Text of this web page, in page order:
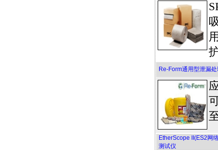
Re-Form通用型泄漏
EtherScope II(ES2网
测试仪